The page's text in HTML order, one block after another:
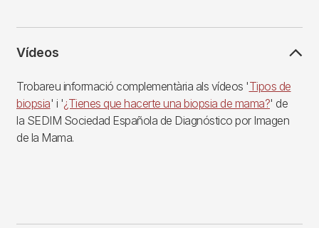
Vídeos
Trobareu informació complementària als vídeos 'Tipos de
biopsia' i '¿Tienes que hacerte una biopsia de mama?' de
la SEDIM Sociedad Española de Diagnóstico por Imagen
de la Mama.